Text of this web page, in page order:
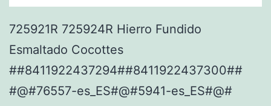
725921R 725924R Hierro Fundido
Esmaltado Cocottes
##8411922437294##8411922437300##
#@#76557-es_ES#@#5941-es_ES#@#